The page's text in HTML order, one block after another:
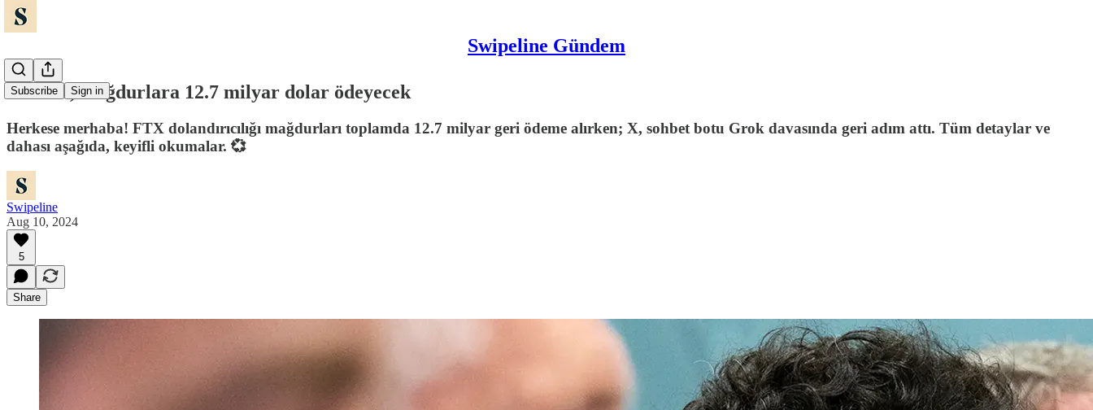
Swipeline Gündem
Subscribe Sign in
💸 FTX, mağdurlara 12.7 milyar dolar ödeyecek
Herkese merhaba! FTX dolandırıcılığı mağdurları toplamda 12.7 milyar geri ödeme alırken; X, sohbet botu Grok davasında geri adım attı. Tüm detaylar ve
dahası aşağıda, keyifli okumalar. 💞
Swipeline
Aug 10, 2024
5
Share